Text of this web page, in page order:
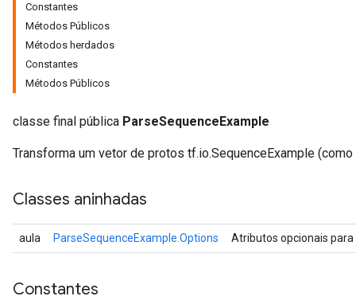
Constantes
Métodos Públicos
Métodos herdados
Constantes
Métodos Públicos
classe final pública ParseSequenceExample
Transforma um vetor de protos tf.io.SequenceExample
Classes aninhadas
aula ParseSequenceExample.Options Atributos opcionais para
Constantes